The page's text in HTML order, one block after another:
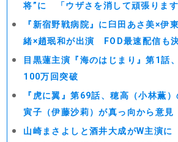
将”に 「ウザさを消して頑張ります
『新宿野戦病院』に臼田あさ美×伊
緒×趙珉和が出演 FOD最速配信も
目黒蓮主演『海のはじまり』第1話
100万回突破
『虎に翼』第69話、穂高（小林薫
寅子（伊藤沙莉）が真っ向から意見
山崎まさよしと酒井大成がW主演